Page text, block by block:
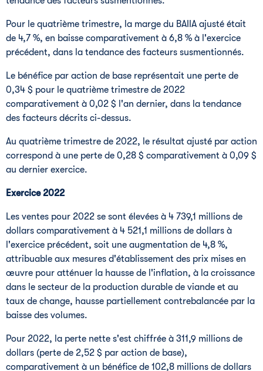
Pour le quatrième trimestre, la marge du BAIIA ajusté était
de 4,7 %, en baisse comparativement à 6,8 % à l'exercice
précédent, dans la tendance des facteurs susmentionnés.
Le bénéfice par action de base représentait une perte de
0,34 $ pour le quatrième trimestre de 2022
comparativement à 0,02 $ l'an dernier, dans la tendance
des facteurs décrits ci-dessus.
Au quatrième trimestre de 2022, le résultat ajusté par action
correspond à une perte de 0,28 $ comparativement à 0,09 $
au dernier exercice.
Exercice 2022
Les ventes pour 2022 se sont élevées à 4 739,1 millions de
dollars comparativement à 4 521,1 millions de dollars à
l'exercice précédent, soit une augmentation de 4,8 %,
attribuable aux mesures d'établissement des prix mises en
œuvre pour atténuer la hausse de l'inflation, à la croissance
dans le secteur de la production durable de viande et au
taux de change, hausse partiellement contrebalancée par la
baisse des volumes.
Pour 2022, la perte nette s'est chiffrée à 311,9 millions de
dollars (perte de 2,52 $ par action de base),
comparativement à un bénéfice de 102,8 millions de dollars